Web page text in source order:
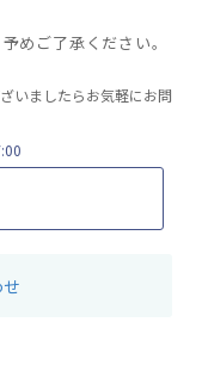
めご了承ください。
いましたらお気軽にお問